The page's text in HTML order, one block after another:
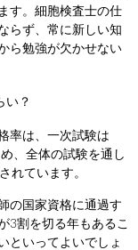
す。細胞検査士の仕
らず、常に新しい知
ら勉強が欠かせない
い？
率は、一次試験は
、全体の試験を通し
れています。
の国家資格に通過す
3割を切る年もあるこ
といってよいでしょ